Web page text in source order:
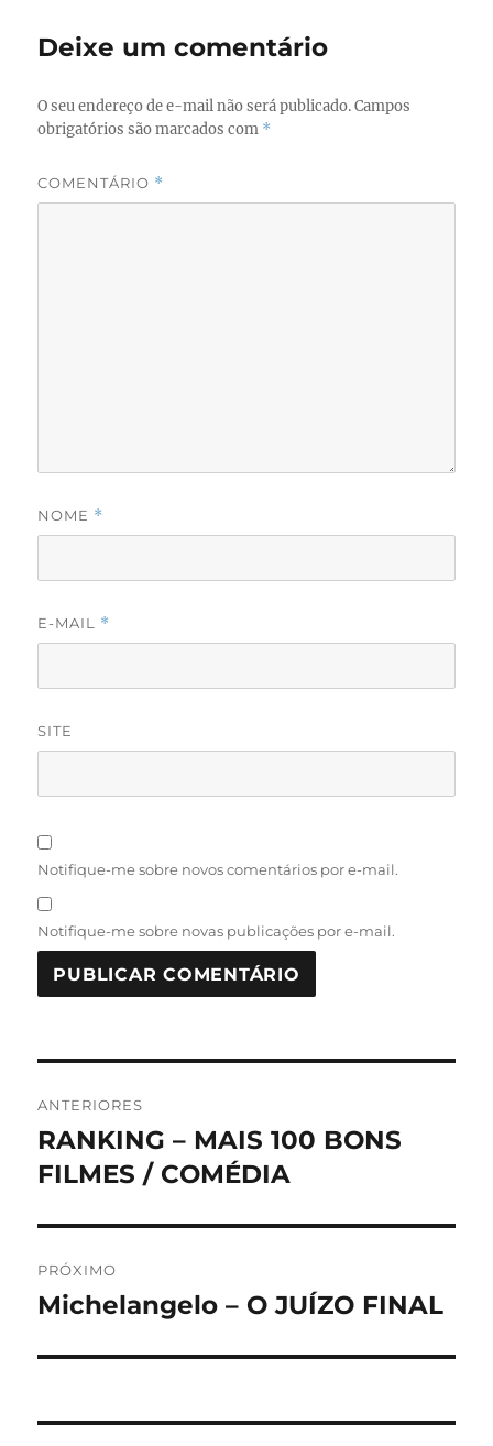
Deixe um comentário
O seu endereço de e-mail não será publicado. Campos
obrigatórios são marcados com *
COMENTÁRIO *
NOME *
E-MAIL *
SITE
Notifique-me sobre novos comentários por e-mail.
Notifique-me sobre novas publicações por e-mail.
de
Post
ANTERIORES
Post
anterior:
RANKING – MAIS 100 BONS
FILMES / COMÉDIA
PRÓXIMO
Próximo
Michelangelo – O JUÍZO FINAL